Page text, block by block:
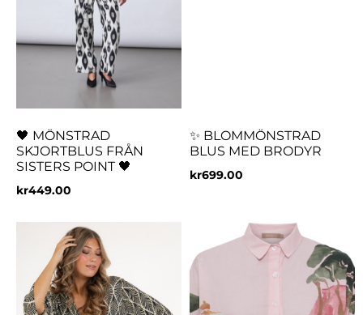
🖤 MÖNSTRAD
SKJORTBLUS FRÅN
SISTERS POINT 🖤
kr449.00
✨ BLOMMÖNSTRAD
BLUS MED BRODYR
kr699.00